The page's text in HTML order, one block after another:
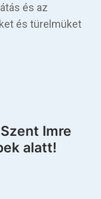
és az
és türelmüket
Imre
alatt!